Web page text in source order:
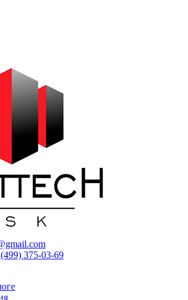
375-03-69